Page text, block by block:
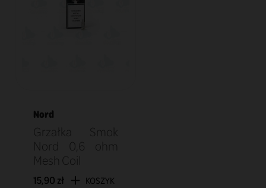
Nord
Grzałka Smok
Nord 0,6 ohm
Mesh Coil
15,90 zł KOSZYK